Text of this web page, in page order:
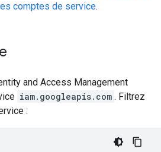
comptes de service.
and Access Management
iam.googleapis.com . Filtrez
: